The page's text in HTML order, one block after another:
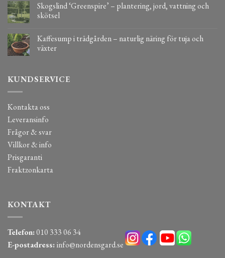
Skogslind ‘Greenspire’ – plantering, jord, vattning och
skötsel
Kaffesump i trädgården – naturlig näring för tuja och
växter
KUNDSERVICE
Kontakta oss
Leveransinfo
Frågor & svar
Villkor & info
Prisgaranti
Fraktzonkarta
KONTAKT
Telefon:010 333 06 34
E-postadress: info@nordensgard.se